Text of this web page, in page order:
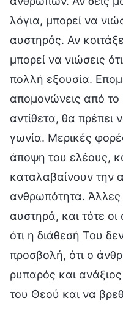
λόγια, μπορεί να
αυστηρός. Αν
μπορεί να νιώσεις
πολλή εξουσία.
απομονώνεις από το
αντίθετα, θα πρέπει
γωνία. Μερικές
άποψη του ελέους,
καταλαβαίνουν την
ανθρωπότητα.
αυστηρά, και τότε
ότι η διάθεσή Του
προσβολή, ότι ο
ρυπαρός και
του Θεού και να